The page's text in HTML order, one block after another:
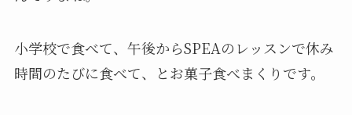
小学校で食べて、午後からSPEAのレッスンで休み
時間のたびに食べて、とお菓子食べまくりです。